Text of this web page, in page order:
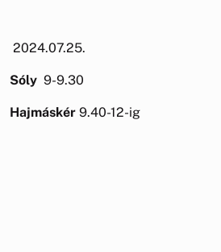
2024.07.25.
Sóly 9-9.30
Hajmáskér 9.40-12-ig